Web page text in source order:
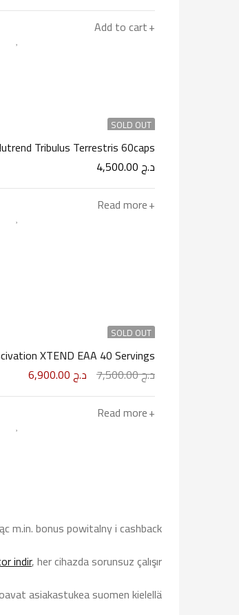
Add to cart
SOLD OUT
Tribulus Terrestris 60caps
د.ج
Read more
SOLD OUT
XTEND EAA 40 Servings
د.ج7,500.00 د.ج
Read more
بالتعاون مع InfiniteSupp، كازينو
m.in. bonus powitalny i cashback.
enjoyable instead of chaotic.
indir, her cihazda sorunsuz çalışır.
asiakastukea suomen kielellä.